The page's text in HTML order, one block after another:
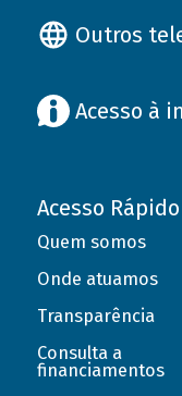
Outros
Acesso à
Acesso Rápido
Quem somos
Onde atuamos
Transparência
Consulta a
financiamentos